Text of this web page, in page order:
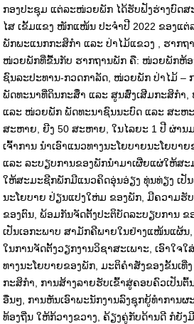
ກອງປະຊຸມ ແຕ່ລະໜ່ວຍພັກ ໄດ້ຮັບຟັງຮ່າງບົດ
ໄສ ເຂັ້ມແຂງ ໜັກແໜ້ນ ປະຈຳປີ 2022 ຂອງແ
ພັກພະແນກກະສິກຳ ແລະ ປ່າໄມ້ແຂວງ , ຮາກ
ໜ່ວຍພັກທີ່ຂື້ນກັບ ຮາກຖານພັກ ຄື: ໜ່ວຍພັກຫ້
ຊົນລະປະທານ-ກວດກາລັດ, ໜ່ວຍພັກ ປ່າໄມ້ –
ພັດທະນາທີ່ດິນກະສິຳ ແລະ ສູນສົ່ງເສີມກະສິກຳ
ແລະ ໜ່ວຍພັກ ພັດທະນາຊົນນະບົດ ແລະ ສະຫ
ສະຫາຍ, ຍີງ 50 ສະຫາຍ, ໃນໄລຍະ 1 ປີ ຜ່ານ
ເຈົ້າການ ນຳເອົາແນວທາງນະໂຍບາຍນະໂຍບ
ແລະ ລະບຽບການຂອງພັກນຳມາເຜີ່ຍແຜ່ໃຫ້ສະ
ໃຫ້ສະມະຊີກພັກມີແນວຄິດອຸ່ນອ່ຽງ ທຸ່ນທ່ຽງ ເປັນ
ນະໂຍບາຍ ປ່ຽນແປງໃຫ່ມ ຂອງພັກ, ມີຄວາມຮັ
ຂອງຕົນ, ພ້ອມກັນຈັດຕັ້ງປະຕິບັດລະບຽບການ ຂ
ເປັນເອກະພາບ ສາມັກຄີພາຍໃນຢ່າງແໜ້ນແຜ້ນ
ໃນການຈັດຕັ້ງວຽກງານວິຊາສະເພາະ, ເອົາໃຈ
ທາງນະໂຍບາຍຂອງພັກ, ມະຕິຄຳສັ່ງຂອງຂັ້ນເທີ່
ກະສິກຳ, ການສ້າງລາຍຮັບເຂົ້າສູ່ຄອບຄົວເປັນ
ອື່ນໆ, ການຫັນເອົາພະນັກງານລົງຊຸກຍູ້ທຳການ
ທ້ອງຖີ່ນ ໃຫ້ກ້ວາງຂວາງ, ຄ້ຽງຄູ່ກັບດ້ານດີ ກໍຍັງ